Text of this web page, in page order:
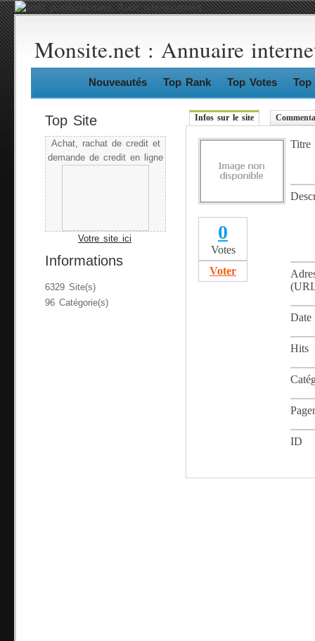
Monsite.net : Annuaire
Nouveautés Top Rank Top Votes Top
Top Site
Achat, rachat de credit et
demande de credit en ligne
Votre site ici
Informations
6329 Site(s)
96 Catégorie(s)
Infos sur le site
0
Votes
Voter
Titre
Date
Hits
ID